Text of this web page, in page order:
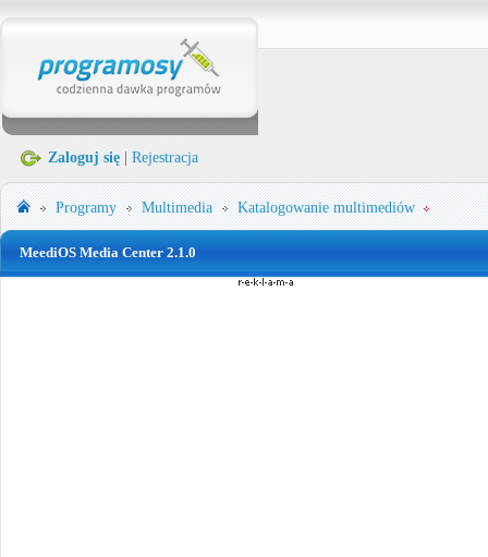
Zaloguj się Rejestracja
Programy Multimedia Katalogowanie multimediów
MeediOS Media Center 2.1.0